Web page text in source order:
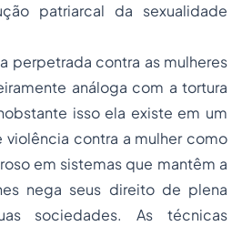
patriarcal da sexualidade
perpetrada contra as mulheres
análoga com a tortura
isso ela existe em um
contra a mulher como
em sistemas que mantêm a
nega seus direito de plena
sociedades. As técnicas